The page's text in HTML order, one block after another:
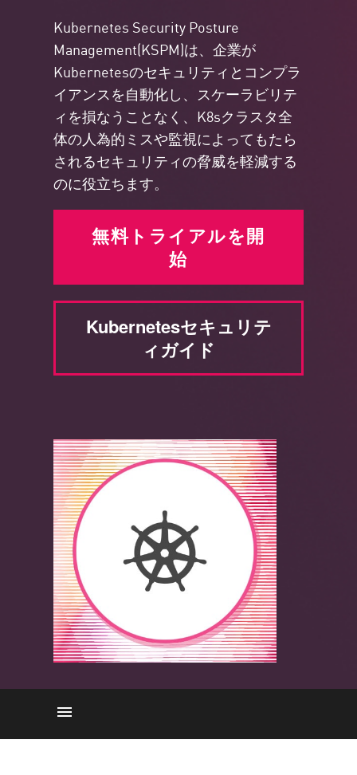
Kubernetes Security Posture
Management(KSPM)は、企業が
Kubernetesのセキュリティとコンプラ
イアンスを自動化し、スケーラビリテ
ィを損なうことなく、K8sクラスタ全
体の人為的ミスや監視によってもたら
されるセキュリティの脅威を軽減する
のに役立ちます。
無料トライアルを開
始
Kubernetesセキュリテ
ィガイド